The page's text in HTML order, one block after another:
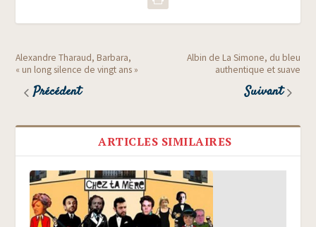
Alexandre Tharaud, Barbara,
« un long silence de vingt ans »
Précédent
Albin de La Simone, du bleu
authentique et suave
Suivant
ARTICLES SIMILAIRES